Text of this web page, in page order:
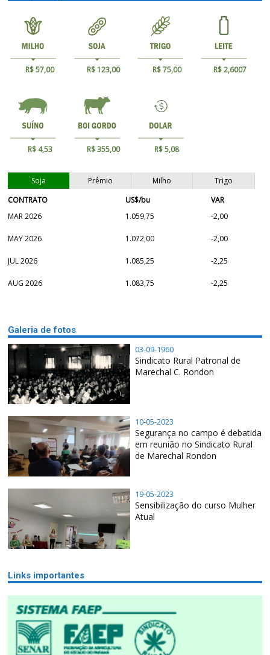
R$ 57,00 R$ 123,00 R$ 75,00 R$ 2,6007
R$ 4,53 R$ 355,00 R$ 5,08
Soja Prêmio Milho
Trigo
CONTRATO
US$/bu
VAR
MAR 2026
1.059,75 -2,00
MAY 2026 1.072,00 -2,00
JUL 2026 1.085,25 -2,25
AUG 2026 1.083,75 -2,25
Galeria de fotos
03-09-1960
Sindicato Rural Patronal de
Marechal C. Rondon
10-05-2023
Segurança no campo é debatida
em reunião no Sindicato Rural
de Marechal Rondon
19-05-2023
Sensibilização do curso Mulher
Atual
Links importantes